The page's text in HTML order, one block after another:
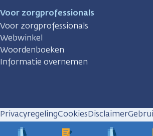
Voor zorgprofessionals
Voor zorgprofessionals
Webwinkel
Woordenboeken
Informatie overnemen
PrivacyregelingCookiesDisclaimer
Huisregels